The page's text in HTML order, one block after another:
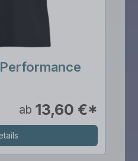
ab 13,60 €*